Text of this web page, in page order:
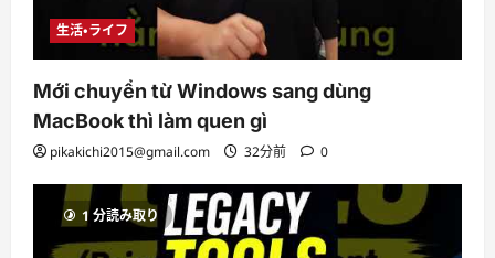
生活・ライフ
Mới chuyển từ Windows sang dùng
MacBook thì làm quen gì
pikakichi2015@gmail.com 32分前 0
1 分読み取り